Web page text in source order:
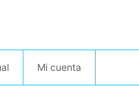
Mi cuenta